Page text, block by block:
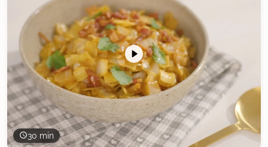
30 min